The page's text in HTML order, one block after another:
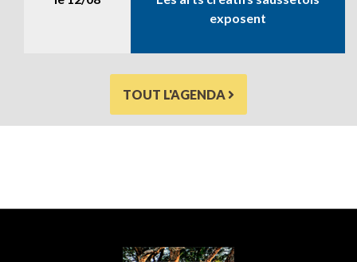
exposent
TOUT L'AGENDA